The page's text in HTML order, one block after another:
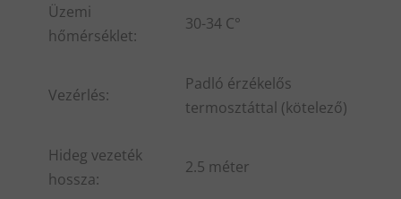
Üzemi
hőmérséklet:
30-34 C°
Vezérlés:
Padló érzékelős
termosztáttal (kötelező)
Hideg vezeték
hossza:
2.5 méter